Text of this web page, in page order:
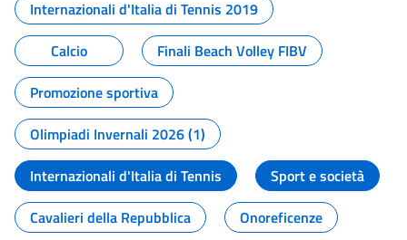
Internazionali d'Italia di Tennis 2019
Calcio
Finali Beach Volley FIBV
Promozione sportiva
Olimpiadi Invernali 2026 (1)
Internazionali d'Italia di Tennis
Sport e società
Cavalieri della Repubblica
Onoreficenze